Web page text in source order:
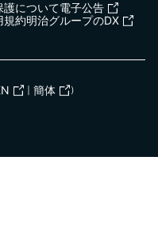
護について電子公告
規約明治グループのDX
｜ 簡体 ）